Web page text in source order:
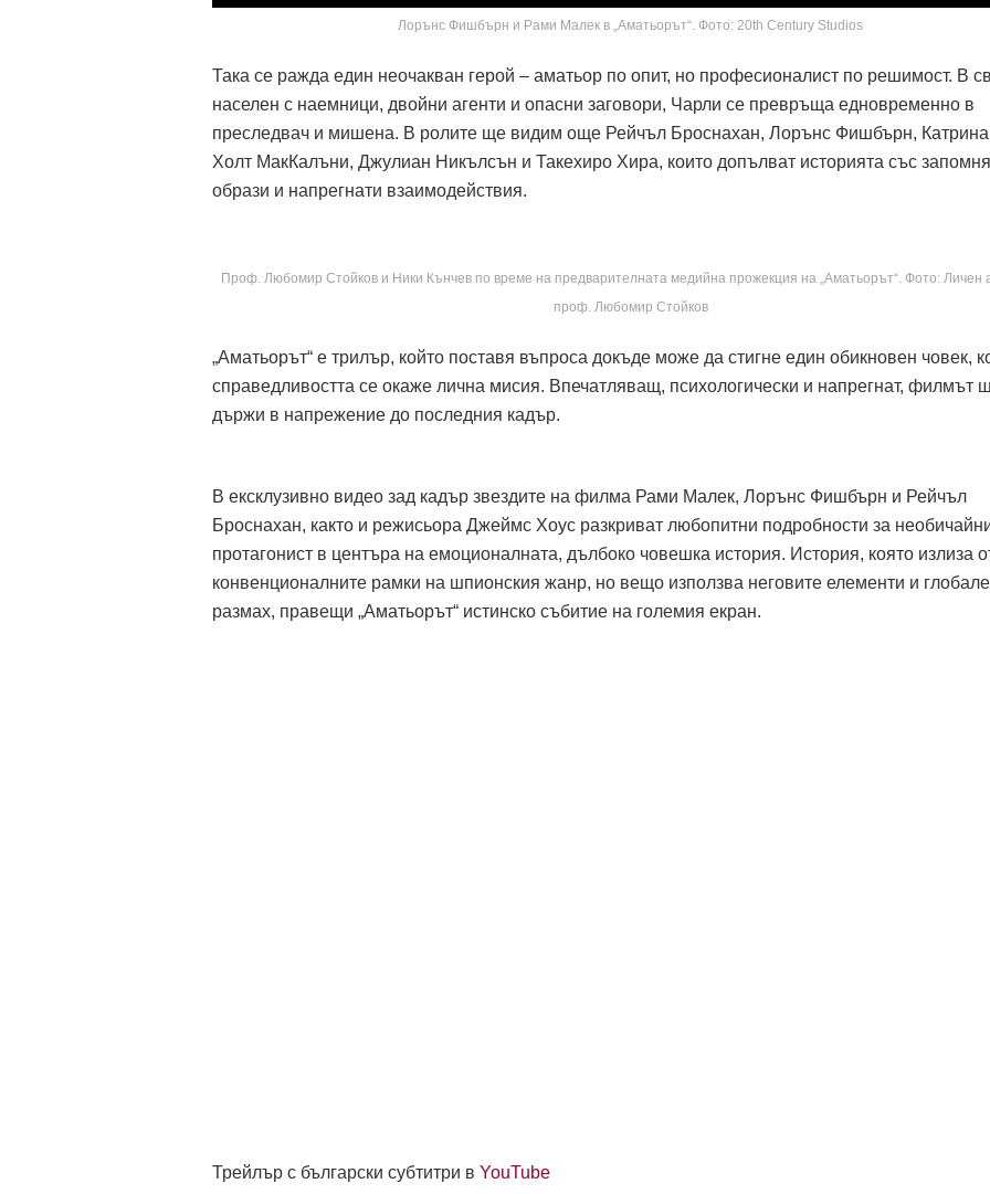
Лорънс Фишбърн и Рами Малек в „Аматьорът“. Фото: 20th Century Studios
Така се ражда един неочакван герой – аматьор по опит, но професионалист по решимост. В
населен с наемници, двойни агенти и опасни заговори, Чарли се превръща едновременно в
преследвач и мишена. В ролите ще видим още Рейчъл Броснахан, Лорънс Фишбърн,
Холт МакКалъни, Джулиан Никълсън и Такехиро Хира, които допълват историята със
образи и напрегнати взаимодействия.
Проф. Любомир Стойков и Ники Кънчев по време на предварителната медийна прожекция на „Аматьорът“. Фото: Личен
проф. Любомир Стойков
„Аматьорът“ е трилър, който поставя въпроса докъде може да стигне един обикновен човек,
справедливостта се окаже лична мисия. Впечатляващ, психологически и напрегнат, филмът
държи в напрежение до последния кадър.
В ексклузивно видео зад кадър звездите на филма Рами Малек, Лорънс Фишбърн и Рейчъл
Броснахан, както и режисьора Джеймс Хоус разкриват любопитни подробности за
протагонист в центъра на емоционалната, дълбоко човешка история. История, която излиза
конвенционалните рамки на шпионския жанр, но вещо използва неговите елементи и
размах, правещи „Аматьорът“ истинско събитие на големия екран.
Трейлър с български субтитри в YouTube